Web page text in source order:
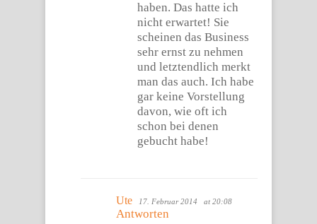
haben. Das hatte ich
nicht erwartet! Sie
scheinen das Business
sehr ernst zu nehmen
und letztendlich merkt
man das auch. Ich habe
gar keine Vorstellung
davon, wie oft ich
schon bei denen
gebucht habe!
Ute 17. Februar 2014 at 20:08
Antworten